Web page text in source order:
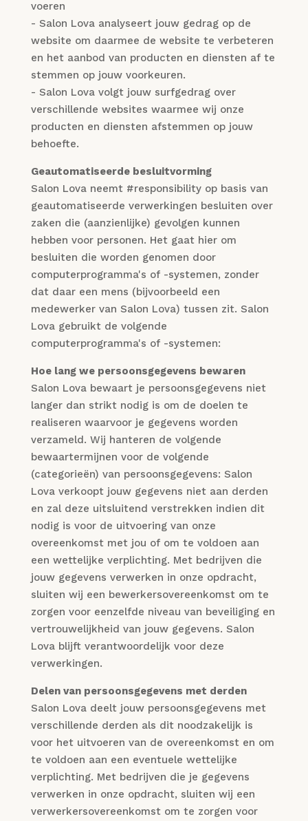
voeren
- Salon Lova analyseert jouw gedrag op de
website om daarmee de website te verbeteren
en het aanbod van producten en diensten af te
stemmen op jouw voorkeuren.
- Salon Lova volgt jouw surfgedrag over
verschillende websites waarmee wij onze
producten en diensten afstemmen op jouw
behoefte.
Geautomatiseerde besluitvorming
Salon Lova neemt #responsibility op basis van
geautomatiseerde verwerkingen besluiten over
zaken die (aanzienlijke) gevolgen kunnen
hebben voor personen. Het gaat hier om
besluiten die worden genomen door
computerprogramma's of -systemen, zonder
dat daar een mens (bijvoorbeeld een
medewerker van Salon Lova) tussen zit. Salon
Lova gebruikt de volgende
computerprogramma's of -systemen:
Hoe lang we persoonsgegevens bewaren
Salon Lova bewaart je persoonsgegevens niet
langer dan strikt nodig is om de doelen te
realiseren waarvoor je gegevens worden
verzameld. Wij hanteren de volgende
bewaartermijnen voor de volgende
(categorieën) van persoonsgegevens: Salon
Lova verkoopt jouw gegevens niet aan derden
en zal deze uitsluitend verstrekken indien dit
nodig is voor de uitvoering van onze
overeenkomst met jou of om te voldoen aan
een wettelijke verplichting. Met bedrijven die
jouw gegevens verwerken in onze opdracht,
sluiten wij een bewerkersovereenkomst om te
zorgen voor eenzelfde niveau van beveiliging en
vertrouwelijkheid van jouw gegevens. Salon
Lova blijft verantwoordelijk voor deze
verwerkingen.
Delen van persoonsgegevens met derden
Salon Lova deelt jouw persoonsgegevens met
verschillende derden als dit noodzakelijk is
voor het uitvoeren van de overeenkomst en om
te voldoen aan een eventuele wettelijke
verplichting. Met bedrijven die je gegevens
verwerken in onze opdracht, sluiten wij een
verwerkersovereenkomst om te zorgen voor